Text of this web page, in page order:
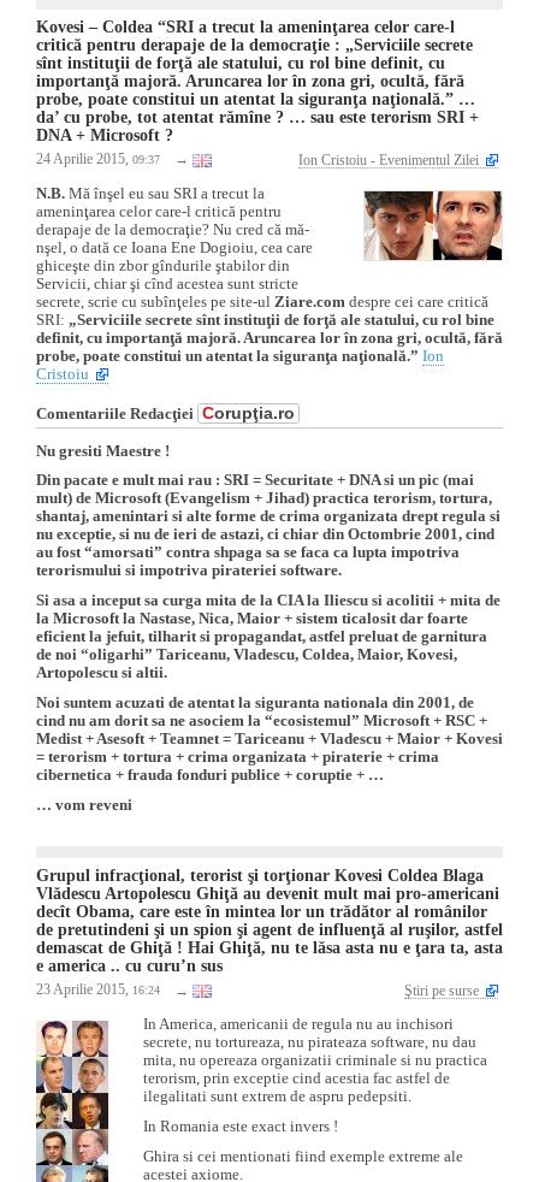
Kovesi – Coldea “SRI a trecut la ameninţarea celor care-l
critică pentru derapaje de la democraţie : „Serviciile secrete
sînt instituţii de forţă ale statului, cu rol bine definit, cu
importanţă majoră. Aruncarea lor în zona gri, ocultă, fără
probe, poate constitui un atentat la siguranţa naţională.” …
da’ cu probe, tot atentat rămîne ? … sau este terorism SRI +
DNA + Microsoft ?
24 Aprilie 2015, 09:37 → Ion Cristoiu - Evenimentul Zilei
N.B. Mă înşel eu sau SRI a trecut la
ameninţarea celor care-l critică pentru
derapaje de la democraţie? Nu cred că mă-
nşel, o dată ce Ioana Ene Dogioiu, cea care
ghiceşte din zbor gîndurile ştabilor din
Servicii, chiar şi cînd acestea sunt stricte
secrete, scrie cu subînţeles pe site-ul Ziare.com despre cei care critică
SRI: „Serviciile secrete sînt instituţii de forţă ale statului, cu rol bine
definit, cu importanţă majoră. Aruncarea lor în zona gri, ocultă, fără
probe, poate constitui un atentat la siguranţa naţională.” Ion
Cristoiu
Comentariile Redacţiei Corupţia.ro
Nu gresiti Maestre !
Din pacate e mult mai rau : SRI = Securitate + DNA si un pic (mai
mult) de Microsoft (Evangelism + Jihad) practica terorism, tortura,
shantaj, amenintari si alte forme de crima organizata drept regula si
nu exceptie, si nu de ieri de astazi, ci chiar din Octombrie 2001, cind
au fost “amorsati” contra shpaga sa se faca ca lupta impotriva
terorismului si impotriva pirateriei software.
Si asa a inceput sa curga mita de la CIA la Iliescu si acolitii + mita de
la Microsoft la Nastase, Nica, Maior + sistem ticalosit dar foarte
eficient la jefuit, tilharit si propagandat, astfel preluat de garnitura
de noi “oligarhi” Tariceanu, Vladescu, Coldea, Maior, Kovesi,
Artopolescu si altii.
Noi suntem acuzati de atentat la siguranta nationala din 2001, de
cind nu am dorit sa ne asociem la “ecosistemul” Microsoft + RSC +
Medist + Asesoft + Teamnet = Tariceanu + Vladescu + Maior + Kovesi
= terorism + tortura + crima organizata + piraterie + crima
cibernetica + frauda fonduri publice + coruptie + …
… vom reveni
Grupul infracţional, terorist şi torţionar Kovesi Coldea Blaga
Vlădescu Artopolescu Ghiţă au devenit mult mai pro-americani
decît Obama, care este în mintea lor un trădător al românilor
de pretutindeni şi un spion şi agent de influenţă al ruşilor, astfel
demascat de Ghiţă ! Hai Ghiţă, nu te lăsa asta nu e ţara ta, asta
e america .. cu curu’n sus
23 Aprilie 2015, 16:24 → Ştiri pe surse
In America, americanii de regula nu au inchisori
secrete, nu tortureaza, nu pirateaza software, nu dau
mita, nu opereaza organizatii criminale si nu practica
terorism, prin exceptie cind acestia fac astfel de
ilegalitati sunt extrem de aspru pedepsiti.
In Romania este exact invers !
Ghira si cei mentionati fiind exemple extreme ale
acestei axiome.